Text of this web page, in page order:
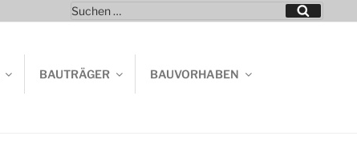
Suchen
nach:
Suchen
BAUTRÄGER BAUVORHABEN